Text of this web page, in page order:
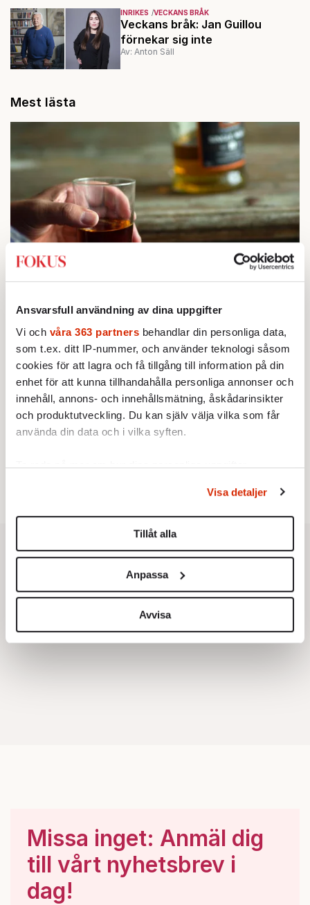
Ansvarsfull användning av dina uppgifter
Vi och våra 363 partners behandlar din personliga data,
som t.ex. ditt IP-nummer, och använder teknologi såsom
cookies för att lagra och få tillgång till information på din
enhet för att kunna tillhandahålla personliga annonser och
innehåll, annons- och innehållsmätning, åskådarinsikter
och produktutveckling. Du kan själv välja vilka som får
använda din data och i vilka syften.
Ta reda på mer om hur dina personliga uppgifter
Du kan ändra eller dra tillbaka ditt samtycke när som
helst från cookie-förklaringen.
Vi använder enhetsidentifierare för att anpassa innehållet
för sociala medier och analysera vår trafik. Vi
vidarebefordrar även sådana identifierare och annan
information från din enhet till de sociala medier och
annons- och analysföretag som vi samarbetar med.
Visa detaljer
Tillåt alla
Anpassa
Avvisa
INRIKES VECKANS BRÅK
Veckans bråk: Jan Guillou
förnekar sig inte
Av: Anton Säll
Mest lästa
ursprungsbefolkningen i Filipstad
KRÖNIKA
2.Sakine Madon: Efter islamistdådet oroar sig
vänstern för Agnes Wold
KRÖNIKA
Frans Wachtmeister:Ja, AC är ett hot mot den
franska civilisationen
STICKET
4.Dan Korn:Quisling, quislingar och sten i glashus
UTRIKES
5. Därför liknar Putin både tsaren och Stalin
6.
Missa inget: Anmäl dig
till vårt nyhetsbrev i
dag!